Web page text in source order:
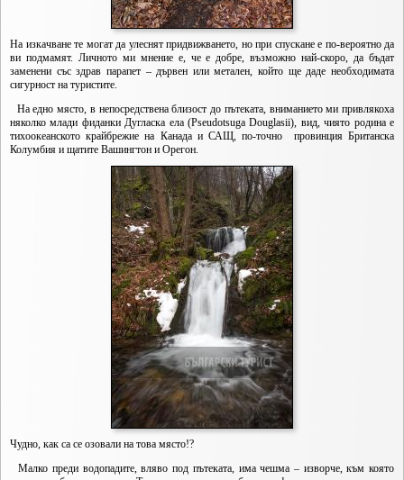
На изкачване те могат да улеснят придвижването, но при спускане е по-вероятно да
ви подмамят. Личното ми мнение е, че е добре, възможно най-скоро, да бъдат
заменени със здрав парапет – дървен или метален, който ще даде необходимата
сигурност на туристите.
На едно място, в непосредствена близост до пътеката, вниманието ми привлякоха
няколко млади фиданки Дугласка ела (Pseudotsuga Douglasii), вид, чиято родина е
тихоокеанското крайбрежие на Канада и САЩ, по-точно провинция Британска
Колумбия и щатите Вашингтон и Орегон.
Чудно, как са се озовали на това място!?
Малко преди водопадите, вляво под пътеката, има чешма – изворче, към която